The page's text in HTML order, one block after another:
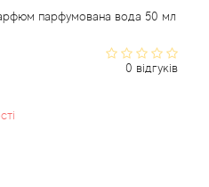
0 відгуків